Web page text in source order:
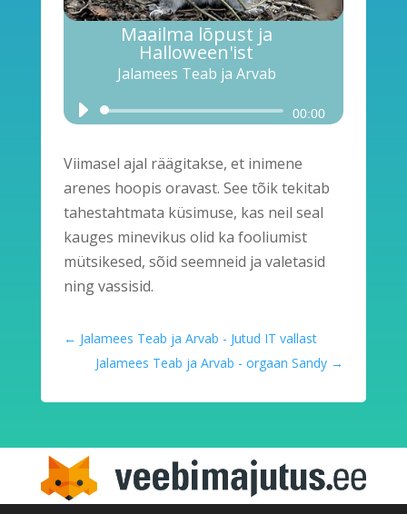
Maailma lõpust ja
Halloween'ist
Jalamees Teab ja Arvab
Audio
00:00
Viimasel ajal räägitakse, et inimene
arenes hoopis oravast. See tõik tekitab
tahestahtmata küsimuse, kas neil seal
kauges minevikus olid ka fooliumist
mütsikesed, sõid seemneid ja valetasid
ning vassisid.
← Jalamees Teab ja Arvab - Jutud IT vallast
Jalamees Teab ja Arvab - orgaan Sandy →